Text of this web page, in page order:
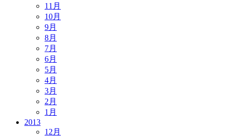
11月
10月
9月
8月
7月
6月
5月
4月
3月
2月
1月
2013
12月